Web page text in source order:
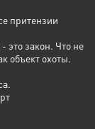
притензии
это закон. Что не
объект охоты.